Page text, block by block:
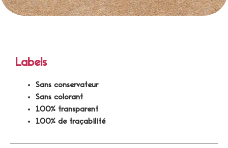
Labels
Sans conservateur
Sans colorant
100% transparent
100% de traçabilité